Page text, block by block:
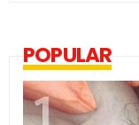
POPULAR